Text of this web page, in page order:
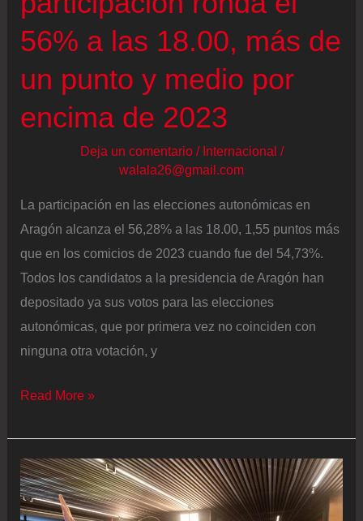
gestión
de
“Su
banquillo
esto”
56% a las 18.00, más de
un punto y medio por
encima de 2023
Deja un comentario / Internacional /
walala26@gmail.com
La participación en las elecciones autonómicas en
Aragón alcanza el 56,28% a las 18.00, 1,55 puntos más
que en los comicios de 2023 cuando fue del 54,73%.
Todos los candidatos a la presidencia de Aragón han
depositado ya sus votos para las elecciones
autonómicas, que por primera vez no coinciden con
ninguna otra votación, y
Elecciones
Aragón
2026,
en
directo
Read More »